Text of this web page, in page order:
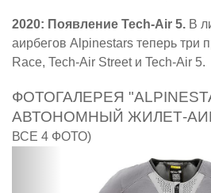
2020: Появление Tech-Air 5. В
аирбегов Alpinestars теперь три
Race, Tech-Air Street и Tech-Air 5.
ФОТОГАЛЕРЕЯ
АВТОНОМНЫЙ ЖИЛЕТ-
ВСЕ 4 ФОТО)